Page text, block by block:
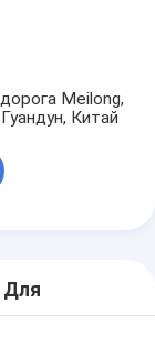
Meilong,
Китай
Для